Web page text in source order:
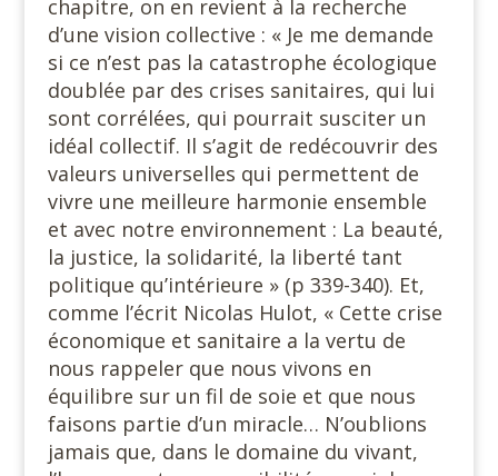
chapitre, on en revient à la recherche
d’une vision collective : « Je me demande
si ce n’est pas la catastrophe écologique
doublée par des crises sanitaires, qui lui
sont corrélées, qui pourrait susciter un
idéal collectif. Il s’agit de redécouvrir des
valeurs universelles qui permettent de
vivre une meilleure harmonie ensemble
et avec notre environnement : La beauté,
la justice, la solidarité, la liberté tant
politique qu’intérieure » (p 339-340). Et,
comme l’écrit Nicolas Hulot, « Cette crise
économique et sanitaire a la vertu de
nous rappeler que nous vivons en
équilibre sur un fil de soie et que nous
faisons partie d’un miracle… N’oublions
jamais que, dans le domaine du vivant,